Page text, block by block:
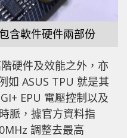
含軟件硬件兩部份
硬件及效能之外，亦
如 ASUS TPU 就是其
EPU 電壓控制以及
脈，據官方資料指
調整去最高